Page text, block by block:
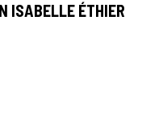
ISABELLE ÉTHIER